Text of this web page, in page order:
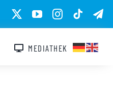
MEDIATHEK